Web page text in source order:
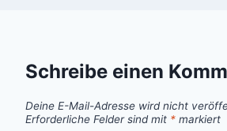
Schreibe einen
Deine E-Mail-Adresse wird nicht
Erforderliche Felder sind mit * markiert